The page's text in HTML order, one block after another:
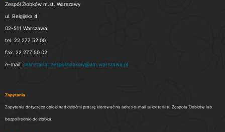
Zespół Żłobków m.st. Warszawy
ul. Belgijska 4
02-511 Warszawa
tel. 22 277 52 00
fax. 22 277 50 02
e-mail: sekretariat.zespolzlobkow@um.warszawa.pl
Zapytania
Zapytania dotyczące opieki nad dziećmi proszę kierować na adres e-mail sekretariatu Zespołu Żłobków lub
bezpośrednio do żłobka.